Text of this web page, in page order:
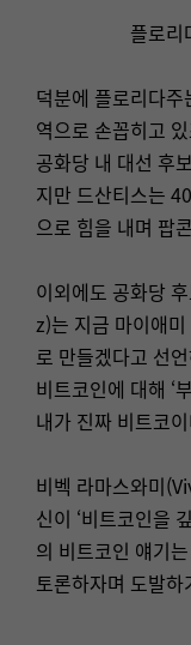
플로리
덕분에 플로리다
역으로 손꼽히고
공화당 내 대선 후
지만 드산티스는
으로 힘을 내며 팝
이외에도 공화당
z)는 지금 마이애
로 만들겠다고 선
비트코인에 대해 ‘
내가 진짜 비트코
비벡 라마스와미
신이 ‘비트코인을
의 비트코인 얘기
토론하자며 도발하